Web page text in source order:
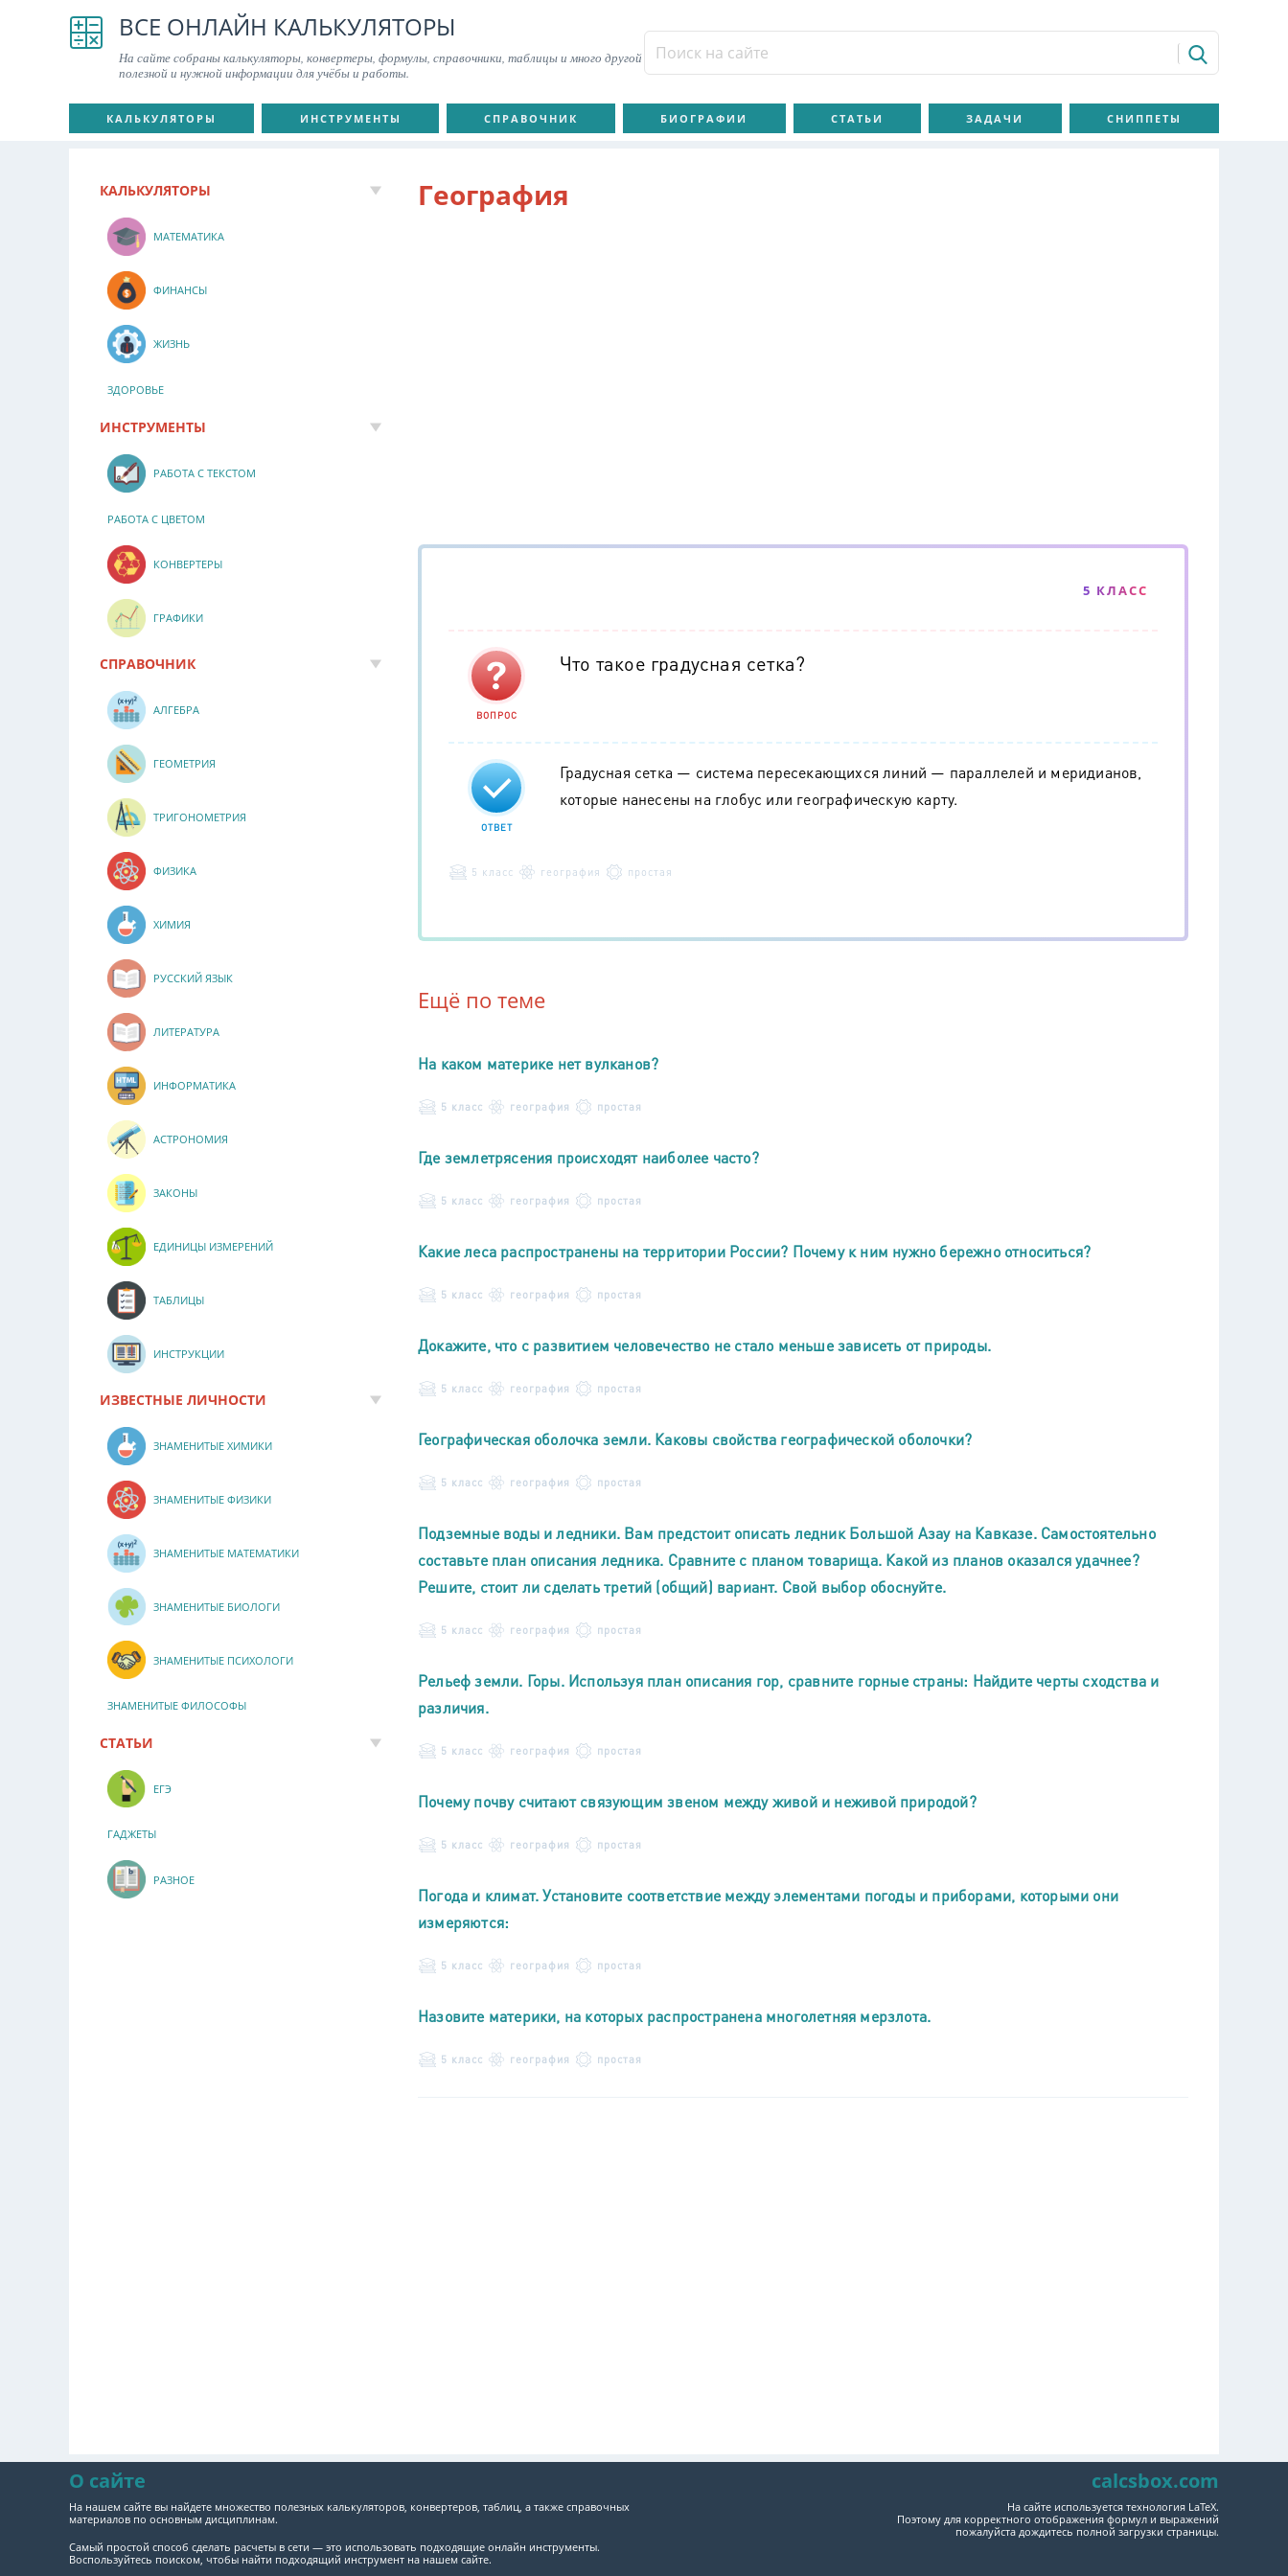
ВСЕ ОНЛАЙН КАЛЬКУЛЯТОРЫ
На сайте собраны калькуляторы, конвертеры, формулы, справочники, таблицы и много другой
полезной и нужной информации для учёбы и работы.
КАЛЬКУЛЯТОРЫ ИНСТРУМЕНТЫ СПРАВОЧНИК БИОГРАФИИ СТАТЬИ ЗАДАЧИ СНИППЕТЫ
География
5 КЛАСС
ВОПРОС
Что такое градусная сетка?
ОТВЕТ
Градусная сетка — система пересекающихся линий — параллелей и меридианов,
которые нанесены на глобус или географическую карту.
5 класс география простая
Ещё по теме
На каком материке нет вулканов?
5 класс география простая
Где землетрясения происходят наиболее часто?
5 класс география простая
Какие леса распространены на территории России? Почему к ним нужно бережно относиться?
5 класс география простая
Докажите, что с развитием человечество не стало меньше зависеть от природы.
5 класс география простая
Географическая оболочка земли. Каковы свойства географической оболочки?
5 класс география простая
Подземные воды и ледники. Вам предстоит описать ледник Большой Азау на Кавказе. Самостоятельно
составьте план описания ледника. Сравните с планом товарища. Какой из планов оказался удачнее?
Решите, стоит ли сделать третий (общий) вариант. Свой выбор обоснуйте.
5 класс география простая
Рельеф земли. Горы. Используя план описания гор, сравните горные страны: Найдите черты сходства и
различия.
5 класс география простая
Почему почву считают связующим звеном между живой и неживой природой?
5 класс география простая
Погода и климат. Установите соответствие между элементами погоды и приборами, которыми они
измеряются:
5 класс география простая
Назовите материки, на которых распространена многолетняя мерзлота.
5 класс география простая
КАЛЬКУЛЯТОРЫ
МАТЕМАТИКА
ФИНАНСЫ
ЖИЗНЬ
ЗДОРОВЬЕ
ИНСТРУМЕНТЫ
РАБОТА С ТЕКСТОМ
РАБОТА С ЦВЕТОМ
КОНВЕРТЕРЫ
ГРАФИКИ
СПРАВОЧНИК
АЛГЕБРА
ГЕОМЕТРИЯ
ТРИГОНОМЕТРИЯ
ФИЗИКА
ХИМИЯ
РУССКИЙ ЯЗЫК
ЛИТЕРАТУРА
ИНФОРМАТИКА
АСТРОНОМИЯ
ЗАКОНЫ
ЕДИНИЦЫ ИЗМЕРЕНИЙ
ТАБЛИЦЫ
ИНСТРУКЦИИ
ИЗВЕСТНЫЕ ЛИЧНОСТИ
ЗНАМЕНИТЫЕ ХИМИКИ
ЗНАМЕНИТЫЕ ФИЗИКИ
ЗНАМЕНИТЫЕ МАТЕМАТИКИ
ЗНАМЕНИТЫЕ БИОЛОГИ
ЗНАМЕНИТЫЕ ПСИХОЛОГИ
ЗНАМЕНИТЫЕ ФИЛОСОФЫ
СТАТЬИ
ЕГЭ
ГАДЖЕТЫ
РАЗНОЕ
О сайте
На нашем сайте вы найдете множество полезных калькуляторов, конвертеров, таблиц, а также справочных
материалов по основным дисциплинам.
Самый простой способ сделать расчеты в сети — это использовать подходящие онлайн инструменты.
Воспользуйтесь поиском, чтобы найти подходящий инструмент на нашем сайте.
calcsbox.com
На сайте используется технология LaTeX.
Поэтому для корректного отображения формул и выражений
пожалуйста дождитесь полной загрузки страницы.